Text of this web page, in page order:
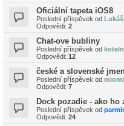
Oficiální tapeta iOS8
Poslední příspěvek od Lukáš
Odpovědi: 2
Chat-ove bubliny
Poslední příspěvek od
Odpovědi: 12
české a slovenské
Poslední příspěvek od
Odpovědi: 7
Dock pozadie - ako ho
Poslední příspěvek od
Odpovědi: 24